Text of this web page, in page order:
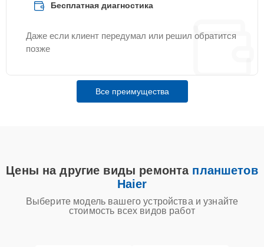
Бесплатная диагностика
Даже если клиент передумал или решил обратится
позже
Все преимущества
Цены на другие виды ремонта планшетов
Haier
Выберите модель вашего устройства и узнайте
стоимость всех видов работ